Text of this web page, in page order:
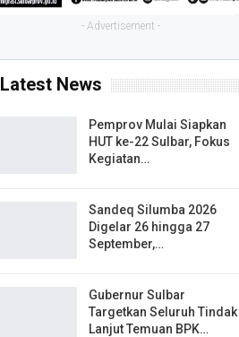
- Advertisement -
Latest News
Pemprov Mulai Siapkan
HUT ke-22 Sulbar, Fokus
Kegiatan…
Sandeq Silumba 2026
Digelar 26 hingga 27
September,…
Gubernur Sulbar
Targetkan Seluruh Tindak
Lanjut Temuan BPK…